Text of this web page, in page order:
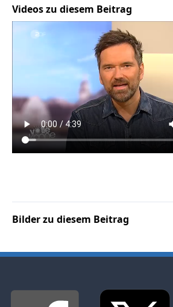
Videos zu diesem Beitrag
Bilder zu diesem Beitrag
Haftung
Influencer
Instagram
Markenrecht
Meinungsfreiheit
Persönlichkeitsrecht
Print
Radio
Sportwetten